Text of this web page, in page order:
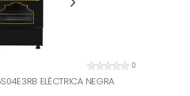
0
ELÉCTRICA NEGRA